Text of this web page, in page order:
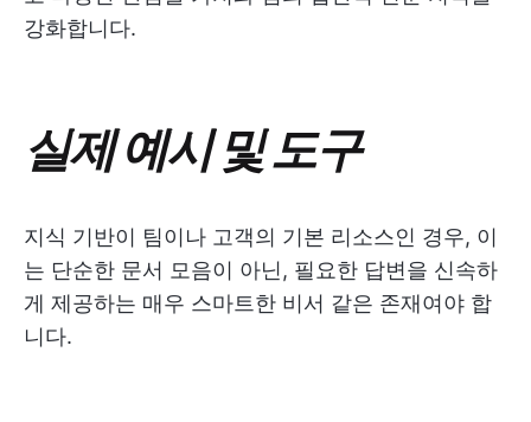
강화합니다.
실제 예시 및 도구
지식 기반이 팀이나 고객의 기본 리소스인 경우, 이
는 단순한 문서 모음이 아닌, 필요한 답변을 신속하
게 제공하는 매우 스마트한 비서 같은 존재여야 합
니다.